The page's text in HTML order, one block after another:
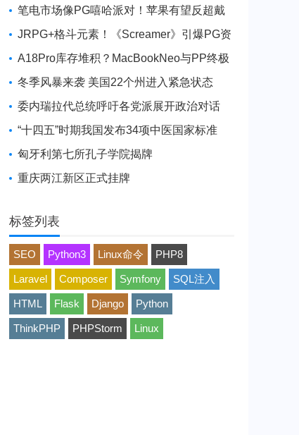
旗舰性能升级
笔电市场像PG嘻哈派对！苹果有望反超戴
尔进前三
JRPG+格斗元素！《Screamer》引爆PG资
讯手游新焦点
A18Pro库存堆积？MacBookNeo与PP终极
火焰狂潮意外同框
冬季风暴来袭 美国22个州进入紧急状态
委内瑞拉代总统呼吁各党派展开政治对话
“十四五”时期我国发布34项中医国家标准
匈牙利第七所孔子学院揭牌
重庆两江新区正式挂牌
标签列表
SEO Python3 Linux命令 PHP8
Laravel Composer Symfony SQL注入
HTML Flask Django Python
ThinkPHP PHPStorm Linux